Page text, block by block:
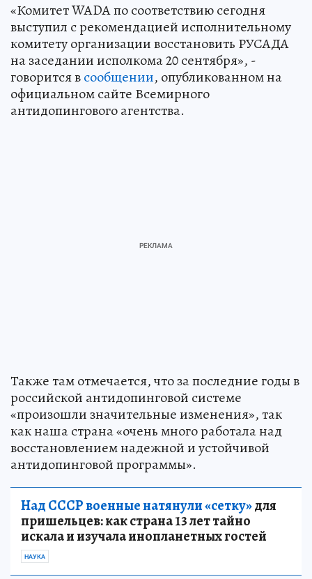
«Комитет WADA по соответствию сегодня
выступил с рекомендацией исполнительному
комитету организации восстановить РУСАДА
на заседании исполкома 20 сентября», -
говорится всообщении, опубликованном на
официальном сайте Всемирного
антидопингового агентства.
Также там отмечается, что за последние годы в
российской антидопинговой системе
«произошли значительные изменения», так
как наша страна «очень много работала над
восстановлением надежной и устойчивой
антидопинговой программы».
Над СССР военные натянули «сетку»для
пришельцев: как страна 13 лет тайно
искала и изучала инопланетных гостей
НАУКА